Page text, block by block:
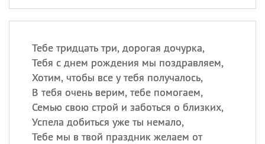
Тебе тридцать три, дорогая дочурка,
Тебя с днем рождения мы поздравляем,
Хотим, чтобы все у тебя получалось,
В тебя очень верим, тебе помогаем,
Семью свою строй и заботься о близких,
Успела добиться уже ты немало,
Тебе мы в твой праздник желаем от